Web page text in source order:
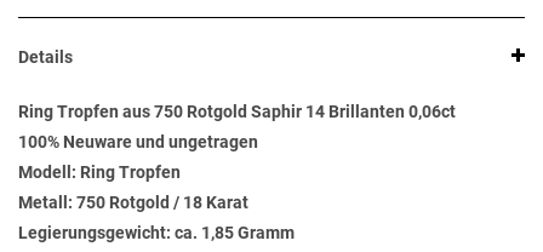
Details
Ring Tropfen aus 750 Rotgold Saphir 14 Brillanten 0,06ct
100% Neuware und ungetragen
Modell: Ring Tropfen
Metall: 750 Rotgold / 18 Karat
Legierungsgewicht: ca. 1,85 Gramm